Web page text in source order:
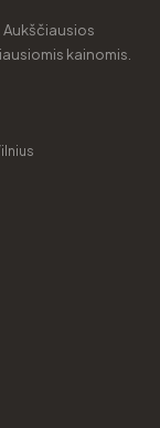
kainomis.